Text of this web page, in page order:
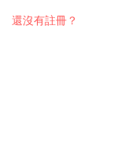
還沒有註冊？